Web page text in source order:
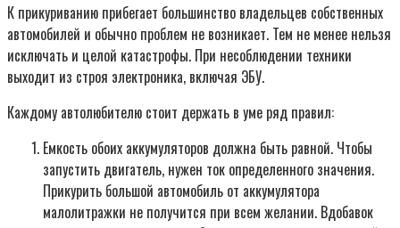
К прикуриванию прибегает большинство владельцев собственных
автомобилей и обычно проблем не возникает. Тем не менее нельзя
исключать и целой катастрофы. При несоблюдении техники
выходит из строя электроника, включая ЭБУ.
Каждому автолюбителю стоит держать в уме ряд правил:
Емкость обоих аккумуляторов должна быть равной. Чтобы
запустить двигатель, нужен ток определенного значения.
Прикурить большой автомобиль от аккумулятора
малолитражки не получится при всем желании. Вдобавок